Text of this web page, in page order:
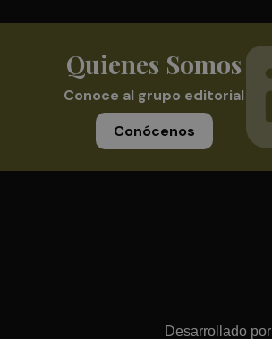
Quienes Somos
Conoce al grupo editorial
Conócenos
Desarrollado por